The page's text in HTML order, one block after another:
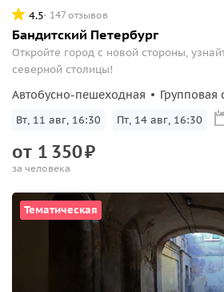
4.5 147 отзывов
Бандитский Петербург
Откройте город с новой стороны,
северной столицы!
Автобусно-пешеходная Групповая
Вт, 11 авг, 16:30 Пт, 14 авг, 16:30
от 1 350₽
за человека
Тематическая